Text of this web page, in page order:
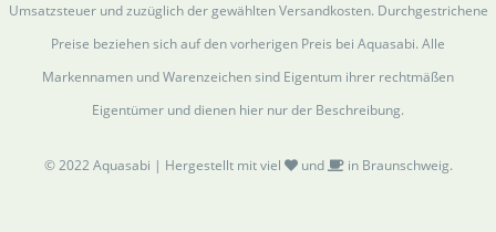
Umsatzsteuer und zuzüglich der gewählten Versandkosten. Durchgestrichene
Preise beziehen sich auf den vorherigen Preis bei Aquasabi. Alle
Markennamen und Warenzeichen sind Eigentum ihrer rechtmäßen
Eigentümer und dienen hier nur der Beschreibung.
© 2022 Aquasabi | Hergestellt mit viel und in Braunschweig.